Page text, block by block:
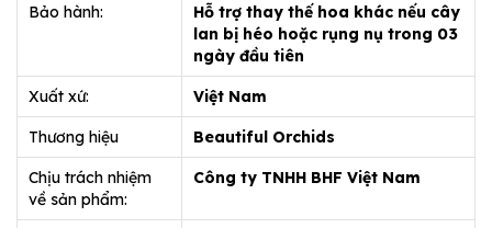
Bảo hành:
Hỗ trợ thay thế hoa khác nếu cây
lan bị héo hoặc rụng nụ trong 03
ngày đầu tiên
Xuất xứ: Việt Nam
Thương hiệu Beautiful Orchids
Chịu trách nhiệm
về sản phẩm:
Công ty TNHH BHF Việt Nam